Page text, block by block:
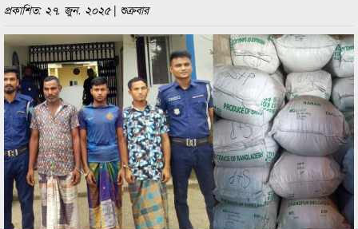
প্রকাশিত: ২৭. জুন. ২০২৫ | শুক্রবার